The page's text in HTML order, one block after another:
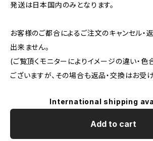
発送は日本国内のみとなります。
お客様のご都合によるご注文のキャンセル・
出来ません。
(ご覧頂くモニターによりイメージの違い・
ございますが、その場合も返品・交換はお受
International shipping
Add to cart